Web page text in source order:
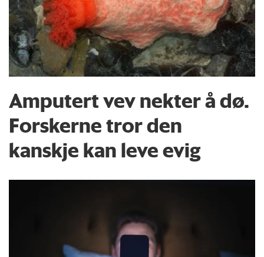
Amputert vev nekter å dø.
Forskerne tror den
kanskje kan leve evig